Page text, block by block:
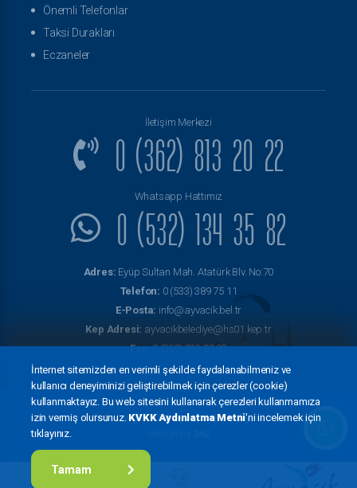
Önemli Telefonlar
Taksi Durakları
Eczaneler
İletişim Merkezi
0 (362) 813 20 22
Whatsapp Hattımız
0 (532) 134 35 82
Adres: Eyüp Sultan Mah. Atatürk Blv. No:70
Telefon: 0 (533) 389 75 11
E-Posta: info@ayvacik.bel.tr
Kep Adresi: ayvacikbelediye@hs01.kep.tr
Fax:0 (362) 813 20 23
© Copyright 2022Ayvacık Belediyesi
İnternet sitemizden en verimli şekilde faydalanabilmeniz ve
kullanıcı deneyiminizi geliştirebilmek için çerezler (cookie)
kullanmaktayız. Bu web sitesini kullanarak çerezleri kullanmamıza
izin vermiş olursunuz. KVKK Aydınlatma Metni'ni incelemek için
tıklayınız.
Tamam